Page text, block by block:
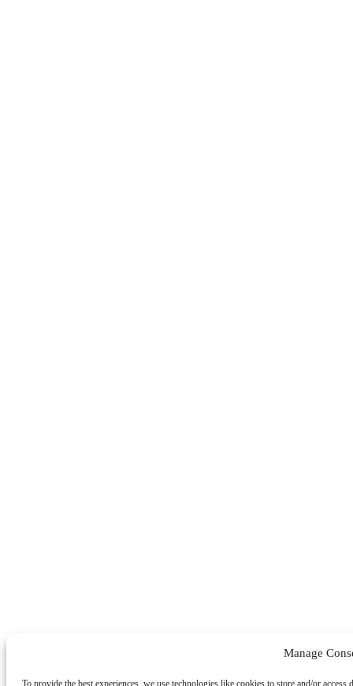
Manage
To provide the best experiences, we use technologies like cookies to store and/or